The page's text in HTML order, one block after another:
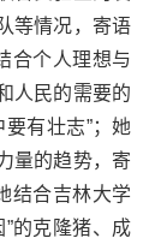
等情况，寄语
合个人理想与
人民的需要的
有壮志”；她
量的趋势，寄
结合吉林大学
的克隆猪、成